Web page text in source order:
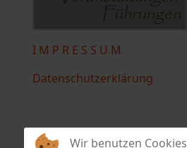
I M P R E S S U M
Datenschutzerklärung
Wir benutzen Cookies